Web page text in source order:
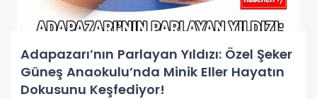
Adapazarı’nın Parlayan Yıldızı: Özel Şeker
Güneş Anaokulu’nda Minik Eller Hayatın
Dokusunu Keşfediyor!